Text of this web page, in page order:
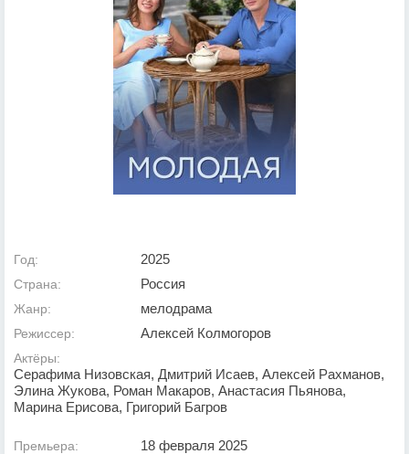
Год: 2025
Страна: Россия
Жанр: мелодрама
Режиссер: Алексей Колмогоров
Актёры:
Серафима Низовская, Дмитрий Исаев, Алексей Рахманов,
Элина Жукова, Роман Макаров, Анастасия Пьянова,
Марина Ерисова, Григорий Багров
Премьера: 18 февраля 2025